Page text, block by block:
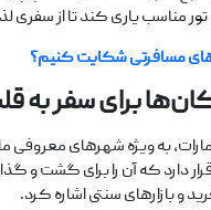
تور مناسب یاری کند تا از
مسافرتی شکایت کنیم؟
برای سفر به
به ویژه شهرهای معروفی
قرار دارد که آن را
و بازارهای سنتی اشاره کرد.